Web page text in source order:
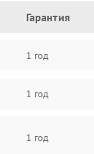
Гарантия
1 год
1 год
1 год